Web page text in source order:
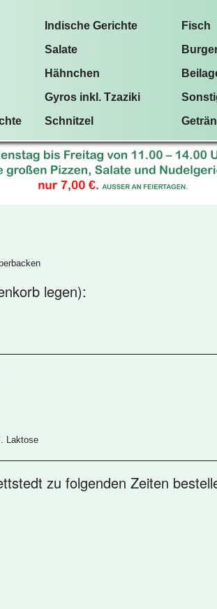
Indische Gerichte
Salate
Hähnchen
Gyros inkl. Tzaziki
Schnitzel
Fisch
legen):
Laktose
zu folgenden Zeiten